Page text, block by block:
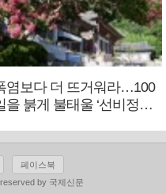
염보다 더 뜨거워라…100
을 붉게 불태울 ‘선비정신’
페이스북
by 국제신문